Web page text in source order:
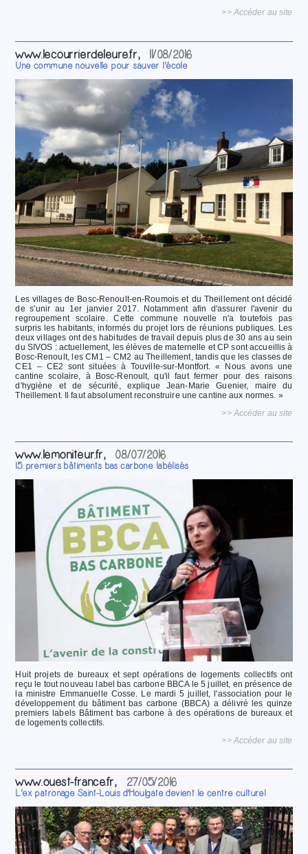
>> Accéder au site
www.lecourrierdeleure.fr, 11/08/2016
Une commune nouvelle pour sauver l'école
Les villages de Bosc-Renoult-en-Roumois et du Theillement ont décidé
de s'unir au 1er janvier 2017. Notamment afin d'assurer l'avenir du
regroupement scolaire. Cette commune nouvelle n'a toutefois pas
surpris les habitants, informés du projet lors de réunions publiques. Les
deux villages ont des habitudes de travail depuis plus de 30 ans au sein
du SIVOS : actuellement, les élèves de maternelle et CP sont accueillis à
Bosc-Renoult, les CM1 – CM2 au Theillement, tandis que les classes de
CE1 – CE2 sont situées à Touville-sur-Montfort. « Nous avons une
cantine scolaire, à Bosc-Renoult, qu'il faut fermer pour des raisons
d'hygiène et de sécurité, explique Jean-Marie Guenier, maire du
Theillement. Il faut absolument reconstruire une cantine aux normes. »
>> Accéder au site
www.lemoniteur.fr, 08/07/2016
15 premiers bâtiments bas carbone labélisés
Huit projets de bureaux et sept opérations de logements collectifs ont
reçu le tout nouveau label bas carbone BBCA le 5 juillet, en présence de
la ministre Emmanuelle Cosse. Le mardi 5 juillet, l'association pour le
développement du bâtiment bas carbone (BBCA) a délivré les quinze
premiers labels Bâtiment bas carbone à des opérations de bureaux et
de logements collectifs.
>> Accéder au site
www.ouest-france.fr, 27/05/2016
L'ex patronage Saint-Louis d'Houlgate devient le centre culturel